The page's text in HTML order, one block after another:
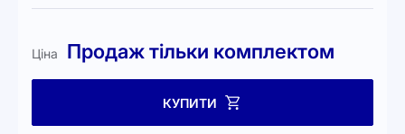
Ціна Продаж тільки комплектом
КУПИТИ